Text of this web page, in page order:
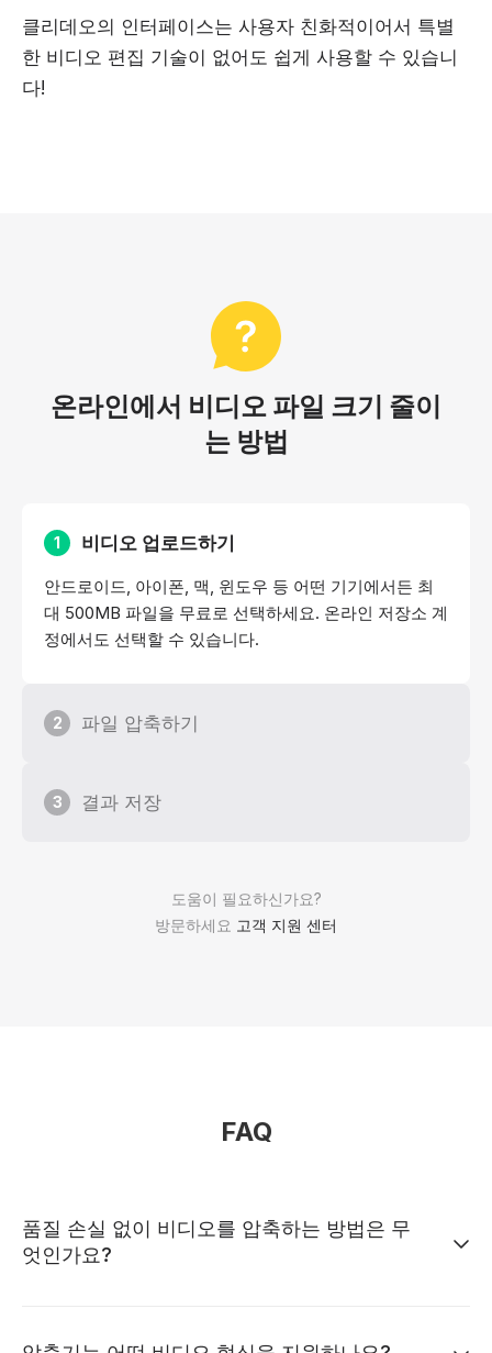
클리데오의 인터페이스는 사용자 친화적이어서 특별
한 비디오 편집 기술이 없어도 쉽게 사용할 수 있습니
다!
온라인에서 비디오 파일 크기 줄이
는 방법
도움이 필요하신가요?
방문하세요 고객 지원 센터
1 비디오 업로드하기
안드로이드, 아이폰, 맥, 윈도우 등 어떤 기기에서든 최
대 500MB 파일을 무료로 선택하세요. 온라인 저장소 계
정에서도 선택할 수 있습니다.
2 파일 압축하기
3 결과 저장
FAQ
품질 손실 없이 비디오를 압축하는 방법은 무
엇인가요?